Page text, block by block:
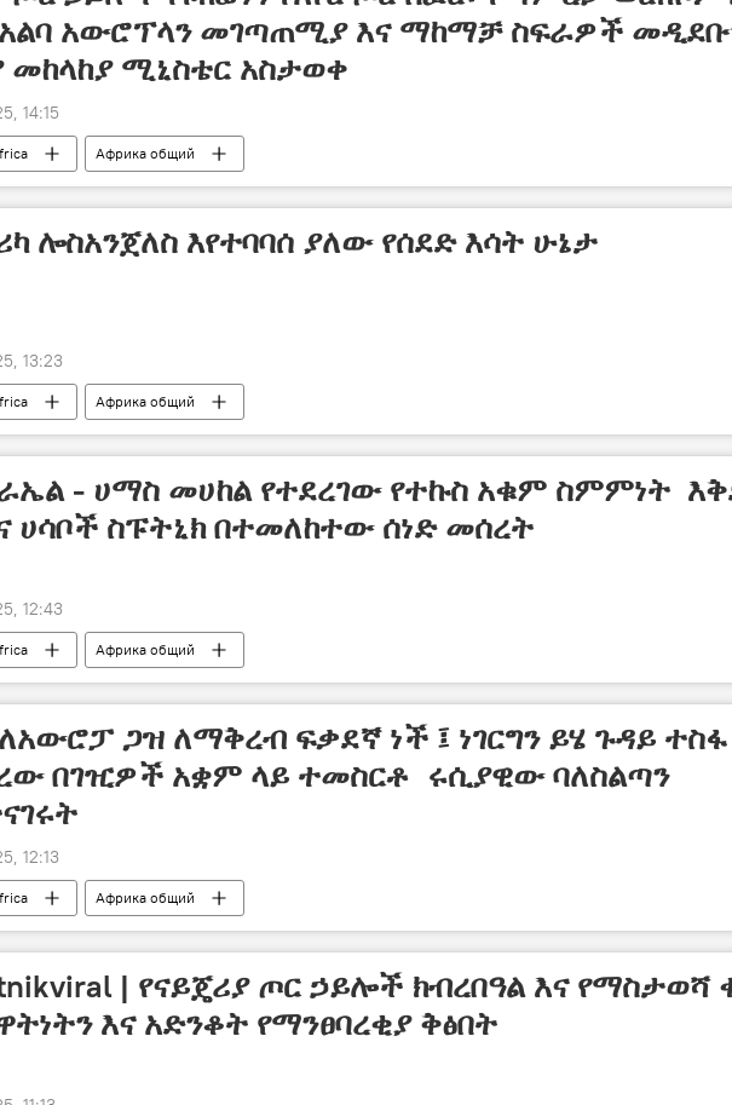
አውሮፕላን መገጣጠሚያ እና ማከማቻ ስፍራዎች
መከላከያ ሚኒስቴር አስታወቀ
14:15
Африка общий
ሎስአንጀለስ እየተባባሰ ያለው የሰደድ እሳት ሁኔታ
13:23
Африка общий
- ሀማስ መሀከል የተደረገው የተኩስ አቁም ስምምነት
ሀሳቦች ስፑትኒክ በተመለከተው ሰነድ መሰረት
12:43
Африка общий
ጋዝ ለማቅረብ ፍቃደኛ ነች ፤ ነገርግን ይሄ ጉዳይ ተስፋ
በገዢዎች አቋም ላይ ተመስርቶ ሩሲያዊው ባለስልጣን
12:13
Африка общий
| የናይጄሪያ ጦር ኃይሎች ክብረበዓል እና የማስታወሻ
እና አድንቆት የማንፀባረቂያ ቅፅበት